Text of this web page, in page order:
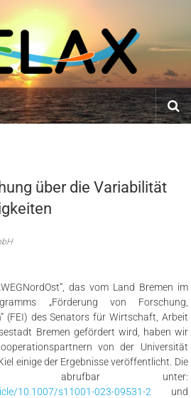
über die Variabilität
das vom Land Bremen im
„Förderung von Forschung,
(FEI) des Senators für Wirtschaft, Arbeit
Bremen gefördert wird, haben wir
von der Universität
einige der Ergebnisse veröffentlicht. Die
abrufbar unter:
10.1007/s11001-023-09531-2 und